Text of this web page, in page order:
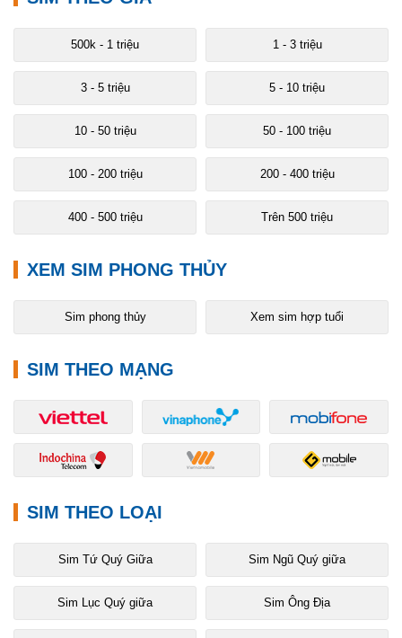
500k - 1 triệu 1 - 3 triệu
3 - 5 triệu 5 - 10 triệu
10 - 50 triệu 50 - 100 triệu
100 - 200 triệu 200 - 400 triệu
400 - 500 triệu Trên 500 triệu
XEM SIM PHONG THỦY
Sim phong thủy Xem sim hợp tuổi
SIM THEO MẠNG
SIM THEO LOẠI
Sim Tứ Quý Giữa Sim Ngũ Quý giữa
Sim Lục Quý giữa Sim Ông Địa